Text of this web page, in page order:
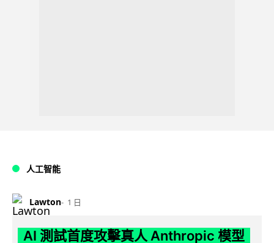
人工智能
Lawton 1 日
AI 測試首度攻擊真人 Anthropic 模型